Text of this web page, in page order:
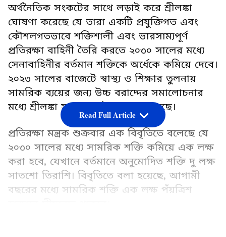
অর্থনৈতিক সংকটের সাথে লড়াই করে শ্রীলঙ্কা
ঘোষণা করেছে যে তারা একটি প্রযুক্তিগত এবং
কৌশলগতভাবে শক্তিশালী এবং ভারসাম্যপূর্ণ
প্রতিরক্ষা বাহিনী তৈরি করতে ২০৩০ সালের মধ্যে
সেনাবাহিনীর বর্তমান শক্তিকে অর্ধেকে কমিয়ে দেবে।
২০২৩ সালের বাজেটে স্বাস্থ্য ও শিক্ষার তুলনায়
সামরিক ব্যয়ের জন্য উচ্চ বরাদ্দের সমালোচনার
মধ্যে শ্রীলঙ্কা সরকার এই ঘোষণা করেছে।
প্রতিরক্ষা মন্ত্রক শুক্রবার এক বিবৃতিতে বলেছে যে
২০৩০ সালের মধ্যে সামরিক শক্তি কমিয়ে এক লক্ষ
করা হবে, যেখানে বর্তমানে অনুমোদিত শক্তি দু লক্ষ
সাতশো তিরাশি। বিবৃতিতে বলা হয়েছে, আগামী
বছরের মধ্যে সামরিক শক্তি এক লক্ষ পঁয়ত্রিশ
Read Full Article